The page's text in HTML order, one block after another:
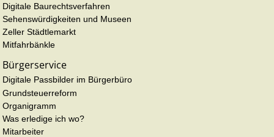
Digitale Baurechtsverfahren
Sehenswürdigkeiten und Museen
Zeller Städtlemarkt
Mitfahrbänkle
Bürgerservice
Digitale Passbilder im Bürgerbüro
Grundsteuerreform
Organigramm
Was erledige ich wo?
Mitarbeiter